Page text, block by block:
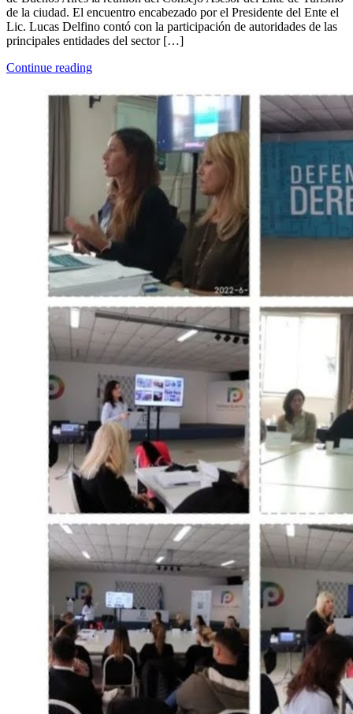
de la ciudad. El encuentro encabezado por el Presidente del Ente el
Lic. Lucas Delfino contó con la participación de autoridades de las
principales entidades del sector […]
Continue reading